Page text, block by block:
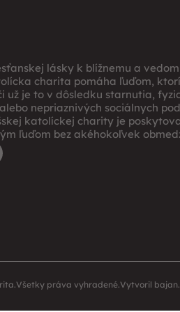
lásky k blížnemu a
charita pomáha ľuďom,
už je to v dôsledku starnutia,
nepriaznivých sociálnych
katolíckej charity je
ľuďom bez akéhokoľvek
Všetky práva vyhradené.Vytvoril